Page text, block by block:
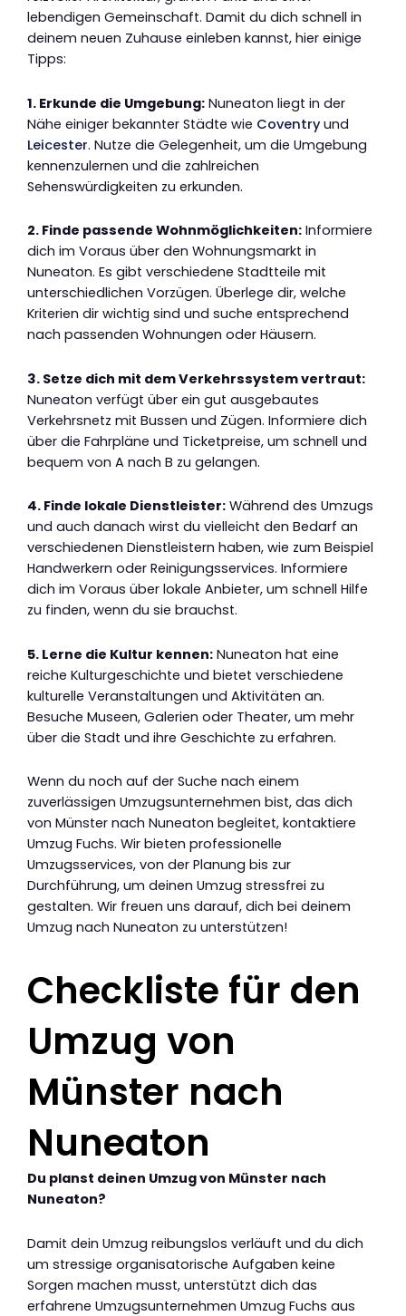
lebendigen Gemeinschaft. Damit du dich schnell in
deinem neuen Zuhause einleben kannst, hier einige
Tipps:
1. Erkunde die Umgebung: Nuneaton liegt in der
Nähe einiger bekannter Städte wie Coventryund
Leicester. Nutze die Gelegenheit, um die Umgebung
kennenzulernen und die zahlreichen
Sehenswürdigkeiten zu erkunden.
2. Finde passende Wohnmöglichkeiten: Informiere
dich im Voraus über den Wohnungsmarkt in
Nuneaton. Es gibt verschiedene Stadtteile mit
unterschiedlichen Vorzügen. Überlege dir, welche
Kriterien dir wichtig sind und suche entsprechend
nach passenden Wohnungen oder Häusern.
3. Setze dich mit dem Verkehrssystem vertraut:
Nuneaton verfügt über ein gut ausgebautes
Verkehrsnetz mit Bussen und Zügen. Informiere dich
über die Fahrpläne und Ticketpreise, um schnell und
bequem von A nach B zu gelangen.
4. Finde lokale Dienstleister: Während des Umzugs
und auch danach wirst du vielleicht den Bedarf an
verschiedenen Dienstleistern haben, wie zum Beispiel
Handwerkern oder Reinigungsservices. Informiere
dich im Voraus über lokale Anbieter, um schnell Hilfe
zu finden, wenn du sie brauchst.
5. Lerne die Kultur kennen: Nuneaton hat eine
reiche Kulturgeschichte und bietet verschiedene
kulturelle Veranstaltungen und Aktivitäten an.
Besuche Museen, Galerien oder Theater, um mehr
über die Stadt und ihre Geschichte zu erfahren.
Wenn du noch auf der Suche nach einem
zuverlässigen Umzugsunternehmen bist, das dich
von Münster nach Nuneaton begleitet, kontaktiere
Umzug Fuchs. Wir bieten professionelle
Umzugsservices, von der Planung bis zur
Durchführung, um deinen Umzug stressfrei zu
gestalten. Wir freuen uns darauf, dich bei deinem
Umzug nach Nuneaton zu unterstützen!
Checkliste für den
Umzug von
Münster nach
Nuneaton
Du planst deinen Umzug von Münster nach
Nuneaton?
Damit dein Umzug reibungslos verläuft und du dich
um stressige organisatorische Aufgaben keine
Sorgen machen musst, unterstützt dich das
erfahrene Umzugsunternehmen Umzug Fuchs aus